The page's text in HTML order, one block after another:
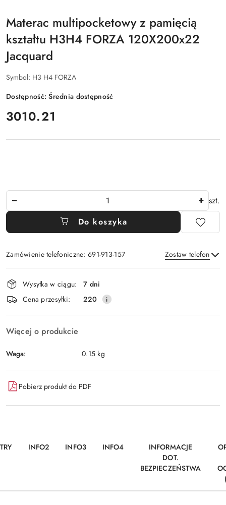
Materac multipocketowy z pamięcią
kształtu H3H4 FORZA 120X200x22
Jacquard
Symbol: H3 H4 FORZA
Dostępność:Średnia dostępność
cena:
3010.21
szt.
Do koszyka
Zamówienie telefoniczne: 691-913-157 Zostaw telefon
Wyślij
Dostępność
i
dostawa
Wysyłka w ciągu:
7 dni
Cena przesyłki:
220
Więcej o produkcie
Waga: 0.15 kg
Pobierz produkt do PDF
INFO2 INFO3 INFO4
INFORMACJE
DOT.
BEZPIECZEŃSTWA